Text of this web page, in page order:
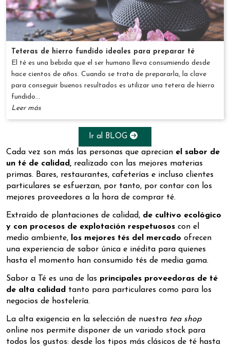
Teteras de hierro fundido ideales para preparar té
El té es una bebida que el ser humano lleva consumiendo desde
hace cientos de años. Cuando se trata de prepararla, la clave
para conseguir buenos resultados es utilizar una tetera de hierro
fundido...
Leer más
Ir al BLOG
Cada vez son más las personas que aprecian el sabor de
un té de calidad, realizado con las mejores materias
primas. Bares, restaurantes, cafeterías e incluso clientes
particulares se esfuerzan, por tanto, por contar con los
mejores proveedores a la hora de comprar té.
Extraído de plantaciones de calidad, de cultivo ecológico
y con procesos de explotación respetuosos con el
medio ambiente,
los mejores tés del mercado ofrecen
una experiencia de sabor única e inédita para quienes
hasta el momento han consumido tés de media gama.
Sabor a Té es una de las principales proveedoras de té
de alta calidad tanto para particulares como para los
negocios de hostelería.
La alta exigencia en la selección de nuestra tea shop
online nos permite disponer de un variado stock para
todos los gustos: desde los tipos más clásicos de té hasta